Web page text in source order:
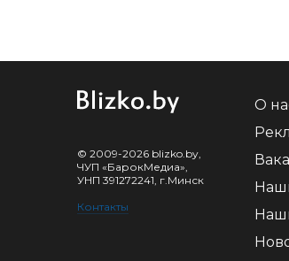
© 2009-2026 blizko.by,
ЧУП «БарокМедиа»,
УНП 391272241, г.Минск
Контакты
О